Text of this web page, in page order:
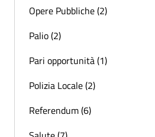
Opere Pubbliche (2)
Palio (2)
Pari opportunità (1)
Polizia Locale (2)
Referendum (6)